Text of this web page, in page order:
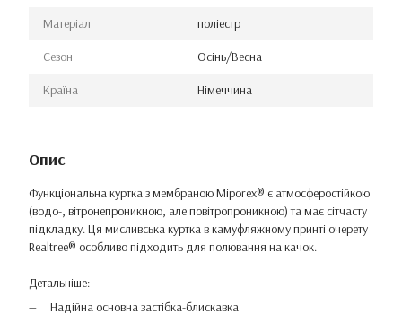
Матеріал поліестр
Сезон Осінь/Весна
Країна Німеччина
Опис
Функціональна куртка з мембраною Miporex® є атмосферостійкою
(водо-, вітронепроникною, але повітропроникною) та має сітчасту
підкладку. Ця мисливська куртка в камуфляжному принті очерету
Realtree® особливо підходить для полювання на качок.
Детальніше:
Надійна основна застібка-блискавка